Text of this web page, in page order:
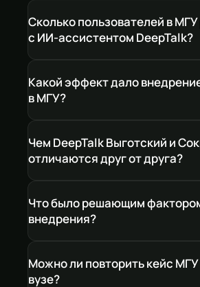
Сколько пользователей в
с ИИ-ассистентом DeepTalk?
Какой эффект дало
в МГУ?
Чем DeepTalk Выготский и
отличаются друг от друга?
Что было решающим
внедрения?
Можно ли повторить кейс МГУ
вузе?